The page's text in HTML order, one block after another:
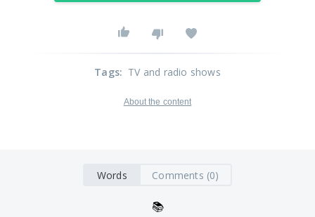
Tags: TV and radio shows
About the content
Words Comments (0)
📚